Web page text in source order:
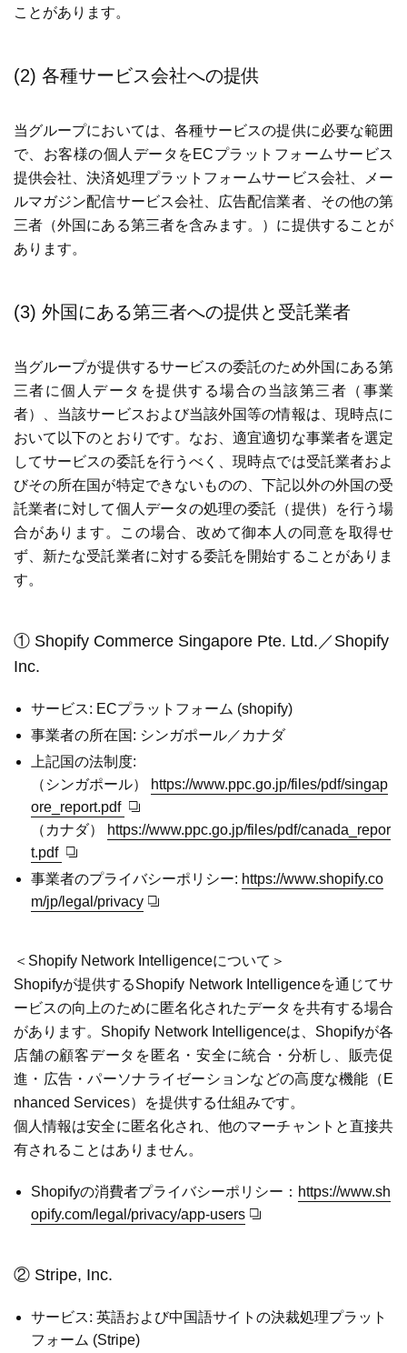
ことがあります。
(2) 各種サービス会社への提供
当グループにおいては、各種サービスの提供に必要な範囲
で、お客様の個人データをECプラットフォームサービス
提供会社、決済処理プラットフォームサービス会社、メー
ルマガジン配信サービス会社、広告配信業者、その他の第
三者（外国にある第三者を含みます。）に提供することが
あります。
(3) 外国にある第三者への提供と受託業者
当グループが提供するサービスの委託のため外国にある第
三者に個人データを提供する場合の当該第三者（事業
者）、当該サービスおよび当該外国等の情報は、現時点に
おいて以下のとおりです。なお、適宜適切な事業者を選定
してサービスの委託を行うべく、現時点では受託業者およ
びその所在国が特定できないものの、下記以外の外国の受
託業者に対して個人データの処理の委託（提供）を行う場
合があります。この場合、改めて御本人の同意を取得せ
ず、新たな受託業者に対する委託を開始することがありま
す。
① Shopify Commerce Singapore Pte. Ltd.／Shopify
Inc.
サービス: ECプラットフォーム (shopify)
事業者の所在国: シンガポール／カナダ
上記国の法制度:
（シンガポール）
https://www.ppc.go.jp/files/pdf/singap
ore_report.pdf
（カナダ）
https://www.ppc.go.jp/files/pdf/canada_repor
t.pdf
事業者のプライバシーポリシー: https://www.shopify.co
m/jp/legal/privacy
＜Shopify Network Intelligenceについて＞
Shopifyが提供するShopify Network Intelligenceを通じてサ
ービスの向上のために匿名化されたデータを共有する場合
があります。Shopify Network Intelligenceは、Shopifyが各
店舗の顧客データを匿名・安全に統合・分析し、販売促
進・広告・パーソナライゼーションなどの高度な機能（E
nhanced Services）を提供する仕組みです。
個人情報は安全に匿名化され、他のマーチャントと直接共
有されることはありません。
Shopifyの消費者プライバシーポリシー： https://www.sh
opify.com/legal/privacy/app-users
② Stripe, Inc.
サービス: 英語および中国語サイトの決裁処理プラット
フォーム (Stripe)